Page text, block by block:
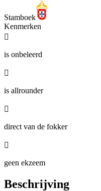
Stamboek
Kenmerken

is onbeleerd

is allrounder

direct van de fokker

geen ekzeem
Beschrijving